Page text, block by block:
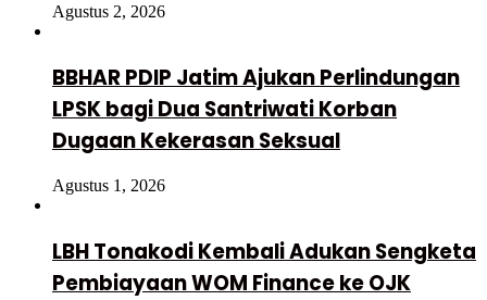
Agustus 2, 2026
BBHAR PDIP Jatim Ajukan Perlindungan
LPSK bagi Dua Santriwati Korban
Dugaan Kekerasan Seksual
Agustus 1, 2026
LBH Tonakodi Kembali Adukan Sengketa
Pembiayaan WOM Finance ke OJK